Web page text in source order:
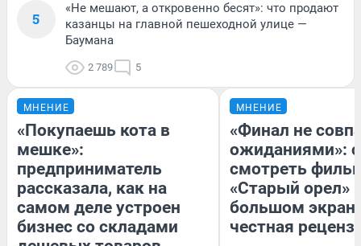
5
«Не мешают, а откровенно бесят»: что продают
казанцы на главной пешеходной улице —
Баумана
2 789 5
МНЕНИЕ
«Покупаешь кота в
мешке»:
предприниматель
рассказала, как на
самом деле устроен
бизнес со складами
МНЕНИЕ
«Финал не
ожиданиями»:
смотреть
«Старый орел»
большом
честная